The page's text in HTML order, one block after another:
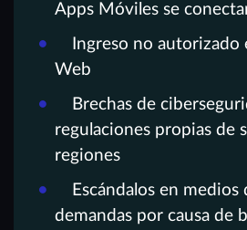
Apps Móviles se
Ingreso no autorizado
Web
Brechas de
regulaciones propias de
regiones
Escándalos en
demandas por causa de